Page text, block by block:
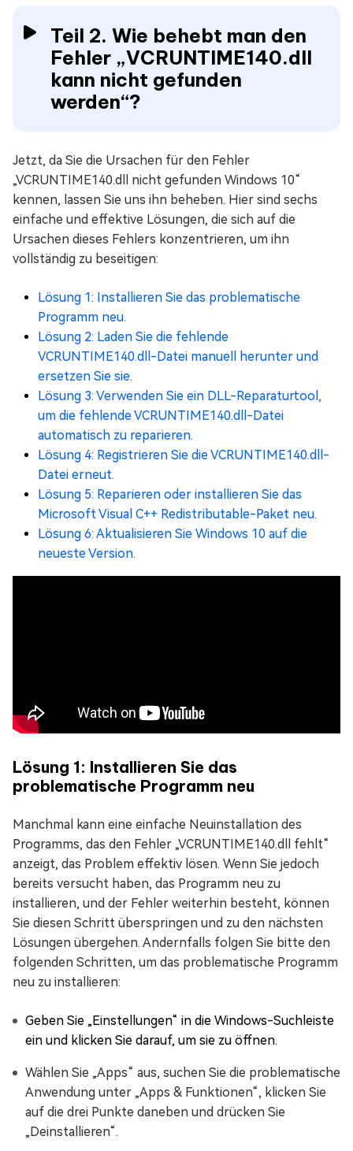
Teil 2. Wie behebt man den
Fehler „VCRUNTIME140.dll
kann nicht gefunden
werden“?
Jetzt, da Sie die Ursachen für den Fehler
„VCRUNTIME140.dll nicht gefunden Windows 10“
kennen, lassen Sie uns ihn beheben. Hier sind sechs
einfache und effektive Lösungen, die sich auf die
Ursachen dieses Fehlers konzentrieren, um ihn
vollständig zu beseitigen:
Lösung 1: Installieren Sie das problematische
Programm neu.
Lösung 2: Laden Sie die fehlende
VCRUNTIME140.dll-Datei manuell herunter und
ersetzen Sie sie.
Lösung 3: Verwenden Sie ein DLL-Reparaturtool,
um die fehlende VCRUNTIME140.dll-Datei
automatisch zu reparieren.
Lösung 4: Registrieren Sie die VCRUNTIME140.dll-
Datei erneut.
Lösung 5: Reparieren oder installieren Sie das
Microsoft Visual C++ Redistributable-Paket neu.
Lösung 6: Aktualisieren Sie Windows 10 auf die
neueste Version.
Lösung 1: Installieren Sie das
problematische Programm neu
Manchmal kann eine einfache Neuinstallation des
Programms, das den Fehler „VCRUNTIME140.dll fehlt“
anzeigt, das Problem effektiv lösen. Wenn Sie jedoch
bereits versucht haben, das Programm neu zu
installieren, und der Fehler weiterhin besteht, können
Sie diesen Schritt überspringen und zu den nächsten
Lösungen übergehen. Andernfalls folgen Sie bitte den
folgenden Schritten, um das problematische Programm
neu zu installieren:
Geben Sie „Einstellungen“ in die Windows-Suchleiste
ein und klicken Sie darauf, um sie zu öffnen.
Wählen Sie „Apps“ aus, suchen Sie die problematische
Anwendung unter „Apps & Funktionen“, klicken Sie
auf die drei Punkte daneben und drücken Sie
„Deinstallieren“.